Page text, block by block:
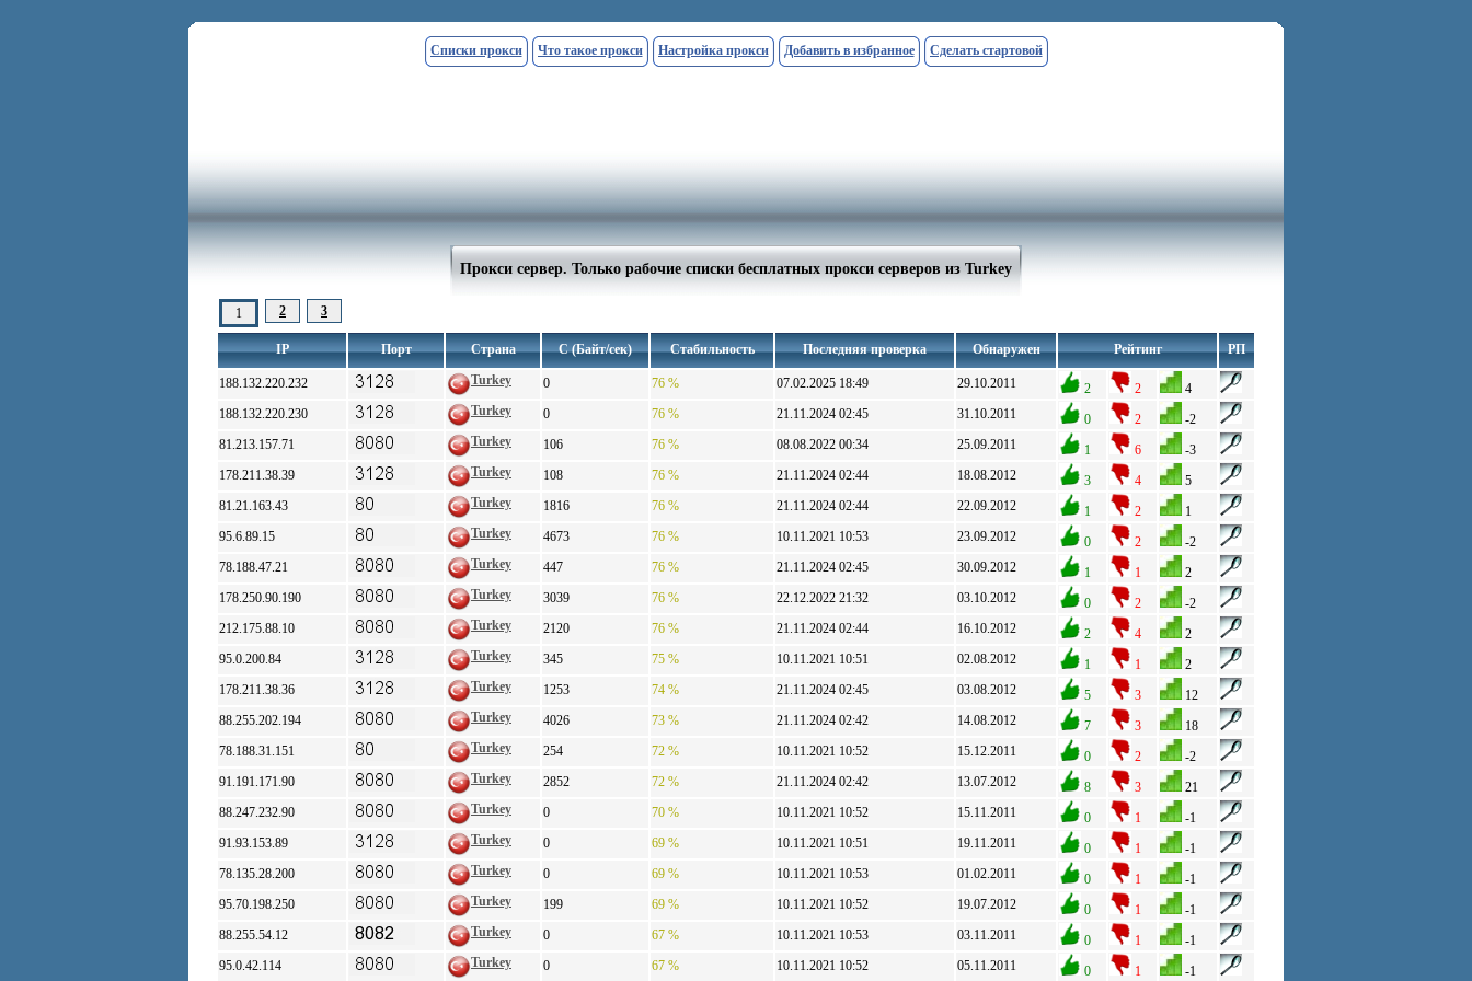
Списки прокси Что такое прокси Настройка прокси Добавить в избранное Сделать стартовой
Прокси сервер. Только рабочие списки бесплатных прокси серверов из Turkey
1 2 3
IP Порт Страна С (Байт/сек) Стабильность Последняя проверка Обнаружен Рейтинг РП
188.132.220.232 Turkey 0 76 % 07.02.2025 18:49 29.10.2011 2 2
4
188.132.220.230
Turkey 0 76 % 21.11.2024 02:45 31.10.2011 0 2
-2
81.213.157.71
Turkey 106 76 % 08.08.2022 00:34 25.09.2011 1 6
-3
178.211.38.39
Turkey 108 76 % 21.11.2024 02:44 18.08.2012 3 4
5
81.21.163.43
Turkey 1816 76 % 21.11.2024 02:44 22.09.2012 1 2
1
95.6.89.15
Turkey 4673 76 % 10.11.2021 10:53 23.09.2012 0 2
-2
78.188.47.21
Turkey 447 76 % 21.11.2024 02:45 30.09.2012 1 1
2
178.250.90.190
Turkey 3039 76 % 22.12.2022 21:32 03.10.2012 0 2
-2
212.175.88.10
Turkey 2120 76 % 21.11.2024 02:44 16.10.2012 2 4
2
95.0.200.84
Turkey 345 75 % 10.11.2021 10:51 02.08.2012 1 1
2
178.211.38.36
Turkey 1253 74 % 21.11.2024 02:45 03.08.2012 5 3
12
88.255.202.194
Turkey 4026 73 % 21.11.2024 02:42 14.08.2012 7 3
18
78.188.31.151
Turkey 254 72 % 10.11.2021 10:52 15.12.2011 0 2
-2
91.191.171.90
Turkey 2852 72 % 21.11.2024 02:42 13.07.2012 8 3
21
88.247.232.90
Turkey 0 70 % 10.11.2021 10:52 15.11.2011 0 1
-1
91.93.153.89
Turkey 0 69 % 10.11.2021 10:51 19.11.2011 0 1
-1
78.135.28.200
Turkey 0 69 % 10.11.2021 10:53 01.02.2011 0 1
-1
95.70.198.250
Turkey 199 69 % 10.11.2021 10:52 19.07.2012 0 1
-1
88.255.54.12
Turkey 0 67 % 10.11.2021 10:53 03.11.2011 0 1
-1
95.0.42.114
Turkey 0 67 % 10.11.2021 10:52 05.11.2011 0 1 -1